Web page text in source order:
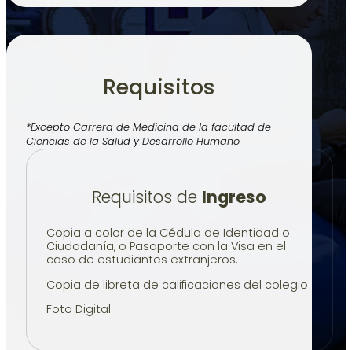
Requisitos
*Excepto Carrera de Medicina de la facultad de
Ciencias de la Salud y Desarrollo Humano
Requisitos de Ingreso
Copia a color de la Cédula de Identidad o
Ciudadanía, o Pasaporte con la Visa en el
caso de estudiantes extranjeros.
Copia de libreta de calificaciones del colegio
Foto Digital